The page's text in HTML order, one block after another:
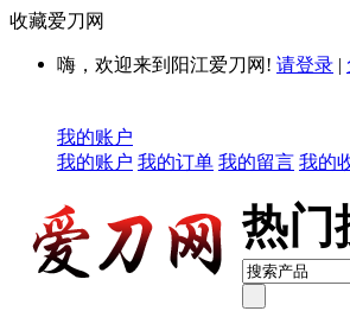
收藏爱刀网
嗨，欢迎来到阳江爱刀网! 请登录 |
我的账户
我的账户 我的订单 我的留言 我的
热门